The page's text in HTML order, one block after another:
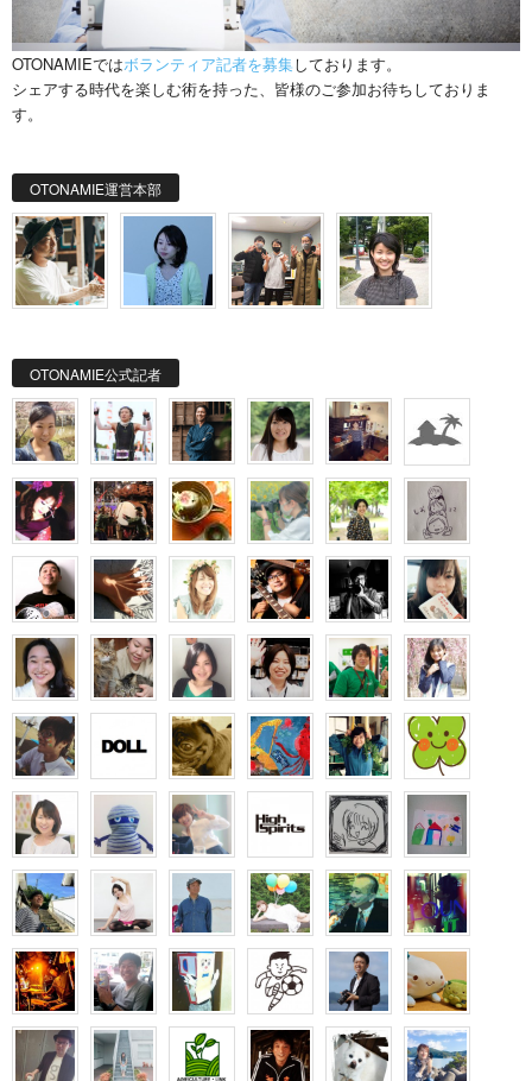
OTONAMIEではボランティア記者を募集しております。
シェアする時代を楽しむ術を持った、皆様のご参加お待ちしておりま
す。
OTONAMIE運営本部
OTONAMIE公式記者